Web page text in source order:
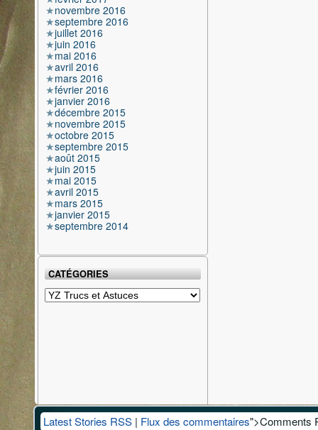
novembre 2016
septembre 2016
juillet 2016
juin 2016
mai 2016
avril 2016
mars 2016
février 2016
janvier 2016
décembre 2015
novembre 2015
octobre 2015
septembre 2015
août 2015
juin 2015
mai 2015
avril 2015
mars 2015
janvier 2015
septembre 2014
CATÉGORIES
Catégories
Latest Stories RSS | Flux des commentaires">Comments